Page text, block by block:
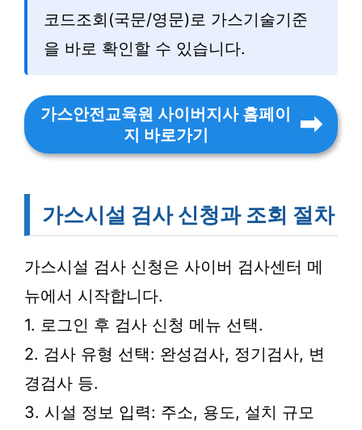
코드조회(국문/영문)로 가스기술기준
을 바로 확인할 수 있습니다.
가스안전교육원 사이버지사 홈페이
지 바로가기
가스시설 검사 신청과 조회 절차
가스시설 검사 신청은 사이버 검사센터 메
뉴에서 시작합니다.
1. 로그인 후 검사 신청 메뉴 선택.
2. 검사 유형 선택: 완성검사, 정기검사, 변
경검사 등.
3. 시설 정보 입력: 주소, 용도, 설치 규모